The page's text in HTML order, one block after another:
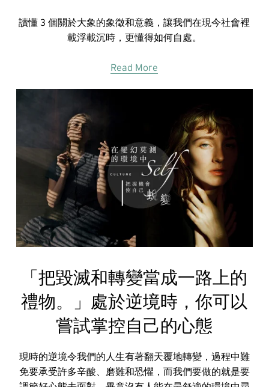
讀懂 3 個關於大象的象徵和意義，讓我們在現今社會裡
載浮載沉時，更懂得如何自處。
Read More
「把毀滅和轉變當成一路上的
禮物。」處於逆境時，你可以
嘗試掌控自己的心態
現時的逆境令我們的人生有著翻天覆地轉變，過程中難
免要承受許多辛酸、磨難和恐懼，而我們要做的就是要